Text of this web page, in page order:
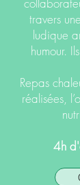
travers
ludique
humour.
Repas
réalisées,
4h